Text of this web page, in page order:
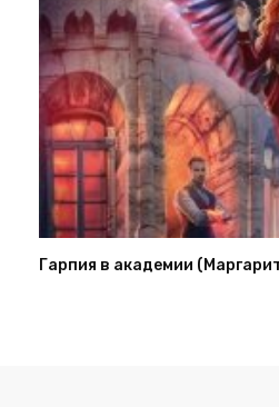
Гарпия в академии